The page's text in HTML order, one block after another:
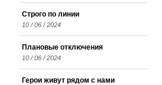
Строго по линии
10 / 06 / 2024
Плановые отключения
10 / 06 / 2024
Герои живут рядом с нами